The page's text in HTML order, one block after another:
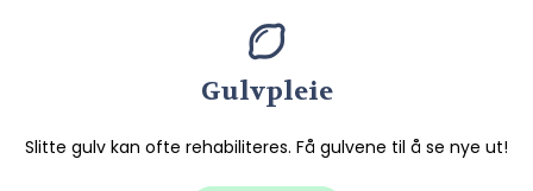
Gulvpleie
Slitte gulv kan ofte rehabiliteres. Få gulvene til å se nye ut!